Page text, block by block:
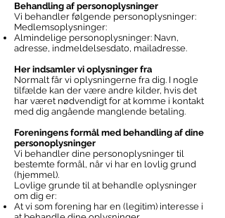
Behandling af personoplysninger
Vi behandler følgende personoplysninger:
Medlemsoplysninger:
Almindelige personoplysninger: Navn,
adresse, indmeldelsesdato, mailadresse.
Her indsamler vi oplysninger fra
Normalt får vi oplysningerne fra dig. I nogle
tilfælde kan der være andre kilder, hvis det
har været nødvendigt for at komme i kontakt
med dig angående manglende betaling.
Foreningens formål med behandling af dine
personoplysninger
Vi behandler dine personoplysninger til
bestemte formål, når vi har en lovlig grund
(hjemmel).
Lovlige grunde til at behandle oplysninger
om dig er:
At vi som forening har en (legitim) interesse i